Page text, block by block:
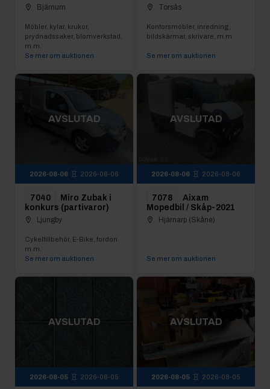
Bjärnum
Möbler, kylar, krukor,
prydnadssaker, blomverkstad,
m.m.
Se mer om auktionen
Torsås
Kontorsmöbler, inredning,
bildskärmar, skrivare, m.m.
Se mer om auktionen
AVSLUTAD
2026-08-06 2026-08-06
7040
Miro Zubak i
konkurs (partivaror)
Ljungby
Cykeltillbehör, E-Bike, fordon
m.m.
Se mer om auktionen
AVSLUTAD
2026-08-06 2026-08-06
7078
Aixam
Mopedbil / Skåp-2021
Hjärnarp (Skåne)
Se mer om auktionen
AVSLUTAD
2026-08-05 2026-08-05
AVSLUTAD
2026-08-05 2026-08-05